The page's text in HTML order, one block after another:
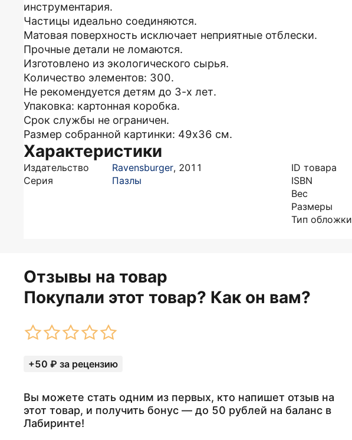
инструментария.
Частицы идеально соединяются.
Матовая поверхность исключает неприятные отблески.
Прочные детали не ломаются.
Изготовлено из экологического сырья.
Количество элементов: 300.
Не рекомендуется детям до 3-х лет.
Упаковка: картонная коробка.
Срок службы не ограничен.
Размер собранной картинки: 49х36 см.
Характеристики
Издательство Ravensburger, 2011
Серия
Пазлы
ID товара
ISBN
Вес
Размеры
Тип обложки
Отзывы на товар
Покупали этот товар? Как он вам?
+50 ₽ за рецензию
Вы можете стать одним из первых, кто напишет отзыв на
этот товар, и получить бонус — до 50 рублей на баланс в
Лабиринте!